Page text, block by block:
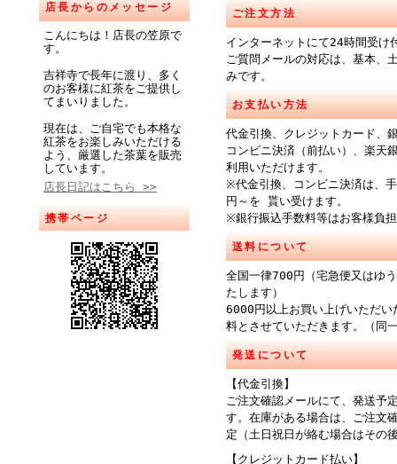
店長からのメッセージ
こんにちは！店長の笠原で
す。
吉祥寺で長年に渡り、多く
のお客様に紅茶をご提供し
てまいりました。
現在は、ご自宅でも本格な
紅茶をお楽しみいただける
よう、厳選した茶葉を販売
しています。
店長日記はこちら >>
携帯ページ
ご注文方法
インターネットにて24時間受け
ご質問メールの対応は、基本、
みです。
お支払い方法
代金引換、クレジットカード、
コンビニ決済（前払い）、楽天
利用いただけます。
※代金引換、コンビニ決済は、
円～を 貰い受けます。
※銀行振込手数料等はお客様負
送料について
全国一律700円（宅急便又はゆ
たします）
6000円以上お買い上げいただい
料とさせていただきます。（同
発送について
【代金引換】
ご注文確認メールにて、発送予
す。在庫がある場合は、ご注文
定（土日祝日が絡む場合はその
【クレジットカード払い】